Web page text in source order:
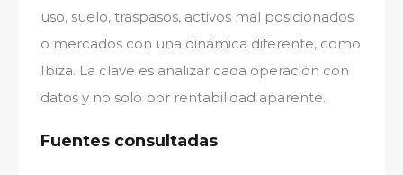
uso, suelo, traspasos, activos mal posicionados
o mercados con una dinámica diferente, como
Ibiza. La clave es analizar cada operación con
datos y no solo por rentabilidad aparente.
Fuentes consultadas